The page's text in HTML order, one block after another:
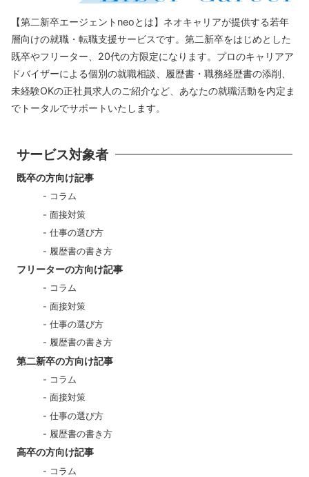
【第二新卒エージェントneoとは】ネオキャリアが提供する若年
層向けの就職・転職支援サービスです。第二新卒をはじめとした
既卒やフリーター、20代の方限定になります。プロのキャリアア
ドバイザーによる個別の就職相談、履歴書・職務経歴書の添削、
未経験OKの正社員求人のご紹介など、あなたの就職活動を内定ま
でトータルでサポートいたします。
サービス対象者
既卒の方向け記事
コラム
面接対策
仕事の選び方
履歴書の書き方
フリーターの方向け記事
コラム
面接対策
仕事の選び方
履歴書の書き方
第二新卒の方向け記事
コラム
面接対策
仕事の選び方
履歴書の書き方
高卒の方向け記事
コラム